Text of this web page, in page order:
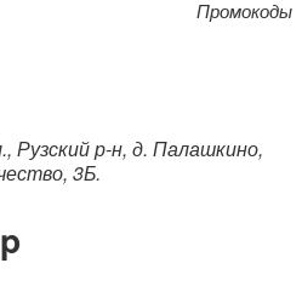
Промокоды
Рузский р-н, д. Палашкино,
3Б.